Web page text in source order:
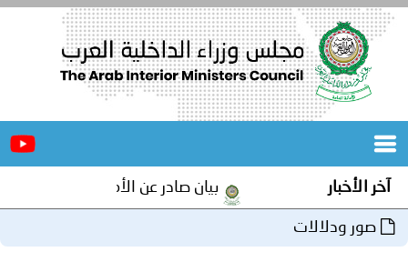
الرئيسية
آخر الأخبار بيان صادر عن الأمانة العامة لمجلس
صور ودلالات